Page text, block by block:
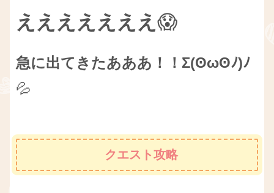
えええええええ 😱
急に出てきたあああ！！Σ(ʘωʘﾉ)ﾉ
💦
クエスト攻略